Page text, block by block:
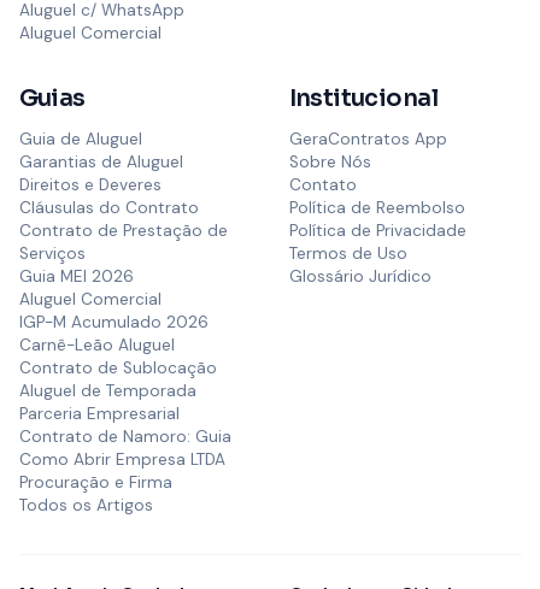
Aluguel c/ WhatsApp
Aluguel Comercial
Guias
Guia de Aluguel
Garantias de Aluguel
Direitos e Deveres
Cláusulas do Contrato
Contrato de Prestação de
Serviços
Guia MEI 2026
Aluguel Comercial
IGP-M Acumulado 2026
Carnê-Leão Aluguel
Contrato de Sublocação
Aluguel de Temporada
Parceria Empresarial
Contrato de Namoro: Guia
Como Abrir Empresa LTDA
Procuração e Firma
Todos os Artigos
Institucional
GeraContratos App
Sobre Nós
Contato
Política de Reembolso
Política de Privacidade
Termos de Uso
Glossário Jurídico